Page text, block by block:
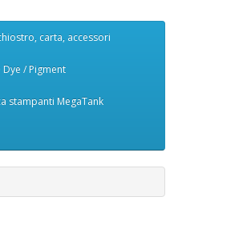
carta, accessori
/ Pigment
stampanti MegaTank